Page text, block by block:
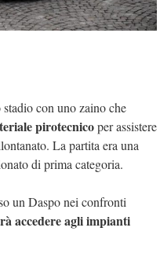
con uno zaino che
pirotecnicoper assistere
La partita era una
di prima categoria.
un Daspo nei confronti
accedere agli impianti